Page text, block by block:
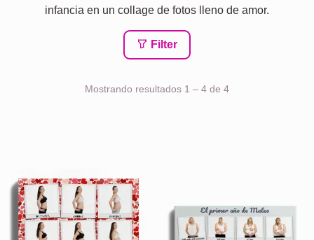
infancia en un collage de fotos lleno de amor.
Filter
Mostrando resultados 1 – 4 de 4